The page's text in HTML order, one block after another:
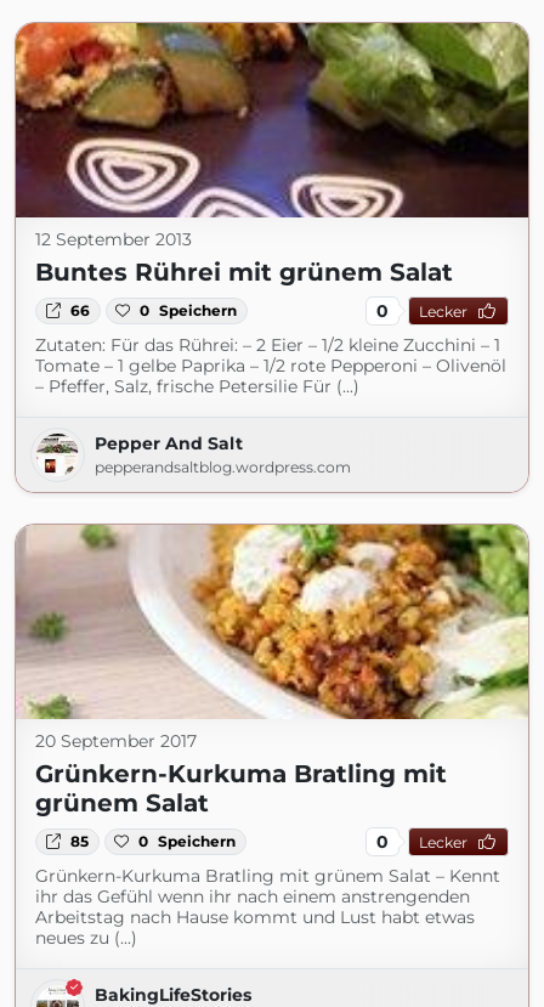
12 September 2013
Buntes Rührei mit grünem Salat
66 0 Speichern 0 Lecker
Zutaten: Für das Rührei: – 2 Eier – 1/2 kleine Zucchini – 1
Tomate – 1 gelbe Paprika – 1/2 rote Pepperoni – Olivenöl
– Pfeffer, Salz, frische Petersilie Für (...)
Pepper And Salt
pepperandsaltblog.wordpress.com
20 September 2017
Grünkern-Kurkuma Bratling mit
grünem Salat
85 0 Speichern 0 Lecker
Grünkern-Kurkuma Bratling mit grünem Salat – Kennt
ihr das Gefühl wenn ihr nach einem anstrengenden
Arbeitstag nach Hause kommt und Lust habt etwas
neues zu (...)
BakingLifeStories